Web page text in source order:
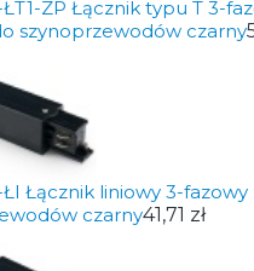
ŁT1-ZP Łącznik typu T 3-
szynoprzewodów czarny
ŁI Łącznik liniowy 3-fazowy
czarny41,71 zł